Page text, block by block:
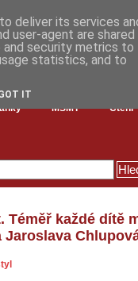
MŠMT Čtení
Téměř každé dítě
Jaroslava
deliver its services
user-agent are shared
and security metrics to
statistics, and to
IT